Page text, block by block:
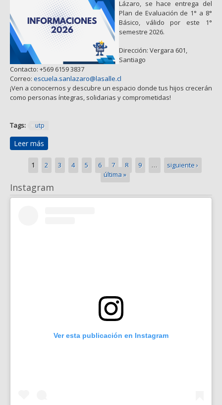
Lázaro, se hace entrega del
Plan de Evaluación de 1° a 8°
Básico, válido por este 1°
semestre 2026.
Dirección: Vergara 601,
Santiago
Contacto: +569 6159 3837
Correo: escuela.sanlazaro@lasalle.cl
¡Ven a conocernos y descubre un espacio donde tus hijos crecerán
como personas íntegras, solidarias y comprometidas!
Tags: utp
Leer más
Básico
Páginas
1 2 3 4 5 6 7 8 9 …
siguiente ›
última »
Instagram
Ver esta publicación en Instagram